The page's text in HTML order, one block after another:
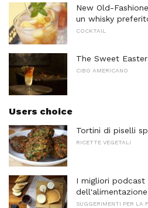
New Old-
un whisky
COCKTAIL
The Sweet
CIBO AMERICANO
Users choice
Tortini di piselli
RICETTE VEGETALI
I migliori
dell'alimentazione
SUGGERIMENTI PER LA